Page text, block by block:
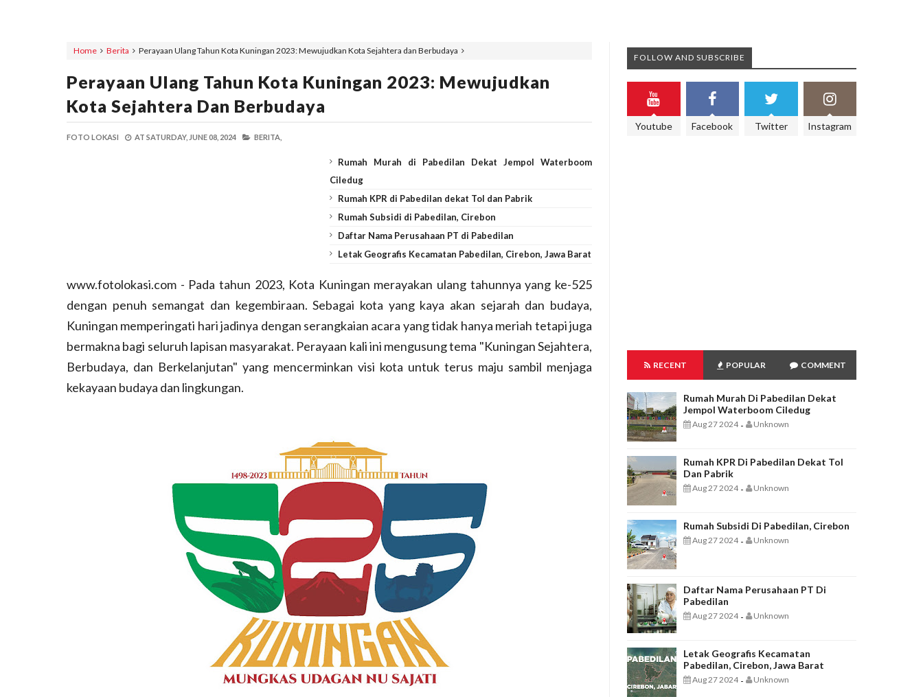
Home Berita Perayaan Ulang Tahun Kota Kuningan 2023: Mewujudkan Kota Sejahtera dan Berbudaya
Perayaan Ulang Tahun Kota Kuningan 2023: Mewujudkan
Kota Sejahtera Dan Berbudaya
FOTO LOKASI AT SATURDAY, JUNE 08, 2024 BERITA,
Rumah Murah di Pabedilan Dekat Jempol Waterboom
Ciledug
Rumah KPR di Pabedilan dekat Tol dan Pabrik
Rumah Subsidi di Pabedilan, Cirebon
Daftar Nama Perusahaan PT di Pabedilan
Letak Geografis Kecamatan Pabedilan, Cirebon, Jawa Barat
www.fotolokasi.com - Pada tahun 2023, Kota Kuningan merayakan ulang tahunnya yang ke-525
dengan penuh semangat dan kegembiraan. Sebagai kota yang kaya akan sejarah dan budaya,
Kuningan memperingati hari jadinya dengan serangkaian acara yang tidak hanya meriah tetapi juga
bermakna bagi seluruh lapisan masyarakat. Perayaan kali ini mengusung tema "Kuningan Sejahtera,
Berbudaya, dan Berkelanjutan" yang mencerminkan visi kota untuk terus maju sambil menjaga
kekayaan budaya dan lingkungan.
FOLLOW AND SUBSCRIBE
Youtube Facebook Twitter Instagram
RECENT POPULAR COMMENT
Rumah Murah Di Pabedilan Dekat
Jempol Waterboom Ciledug
Aug 27 2024 - Unknown
Rumah KPR Di Pabedilan Dekat Tol
Dan Pabrik
Aug 27 2024 - Unknown
Rumah Subsidi Di Pabedilan, Cirebon
Aug 27 2024 - Unknown
Daftar Nama Perusahaan PT Di
Pabedilan
Aug 27 2024 - Unknown
Letak Geografis Kecamatan
Pabedilan, Cirebon, Jawa Barat
Aug 27 2024 - Unknown